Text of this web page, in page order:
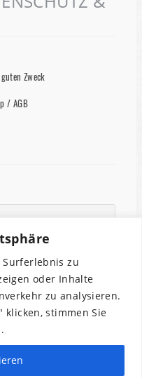
Surferlebnis zu
oder Inhalte
zu analysieren.
klicken, stimmen Sie
Zweck
/ AGB
Du unsere